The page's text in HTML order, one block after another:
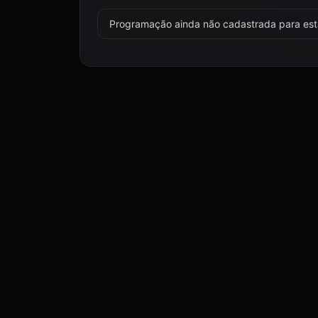
Programação ainda não cadastrada para